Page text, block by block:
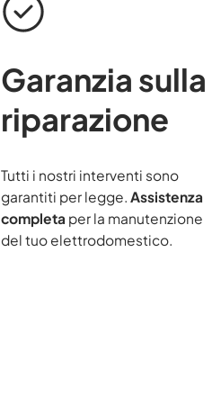
Garanzia sulla
riparazione
Tutti i nostri interventi sono
garantiti per legge. Assistenza
completa per la manutenzione
del tuo elettrodomestico.